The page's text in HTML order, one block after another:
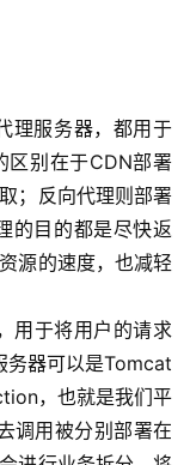
理服务器，都用于
区别在于CDN部署
；反向代理则部署
的目的都是尽快返
源的速度，也减轻
务器可以是Tomcat
，也就是我们平
调用被分别部署在